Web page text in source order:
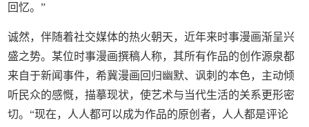
回忆。”
诚然，伴随着社交媒体的热火朝天，近年来时事漫画渐呈兴
盛之势。某位时事漫画撰稿人称，其所有作品的创作源泉都
来自于新闻事件，希冀漫画回归幽默、讽刺的本色，主动倾
听民众的感慨，描摹现状，使艺术与当代生活的关系更形密
切。“现在，人人都可以成为作品的原创者，人人都是评论